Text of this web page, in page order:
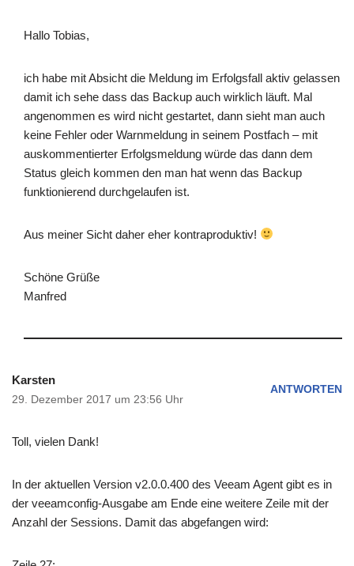
Hallo Tobias,
ich habe mit Absicht die Meldung im Erfolgsfall aktiv gelassen
damit ich sehe dass das Backup auch wirklich läuft. Mal
angenommen es wird nicht gestartet, dann sieht man auch
keine Fehler oder Warnmeldung in seinem Postfach – mit
auskommentierter Erfolgsmeldung würde das dann dem
Status gleich kommen den man hat wenn das Backup
funktionierend durchgelaufen ist.
Aus meiner Sicht daher eher kontraproduktiv!
Schöne Grüße
Manfred
Karsten
29. Dezember 2017 um 23:56 Uhr
ANTWORTEN
Toll, vielen Dank!
In der aktuellen Version v2.0.0.400 des Veeam Agent gibt es in
der veeamconfig-Ausgabe am Ende eine weitere Zeile mit der
Anzahl der Sessions. Damit das abgefangen wird: